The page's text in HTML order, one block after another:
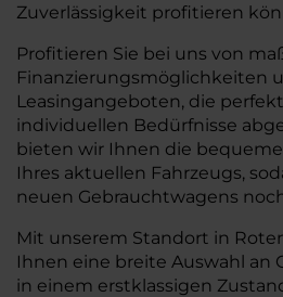
Zuverlässigkeit profitieren
Profitieren Sie bei uns von
Finanzierungsmöglichkeiten
Leasingangeboten, die
individuellen Bedürfnisse
bieten wir Ihnen die
Ihres aktuellen Fahrzeugs,
neuen Gebrauchtwagens
Mit unserem Standort in
Ihnen eine breite Auswahl an
in einem erstklassigen